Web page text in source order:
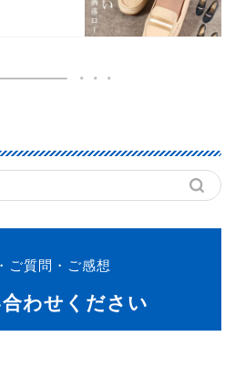
ご質問・ご感想
わせください